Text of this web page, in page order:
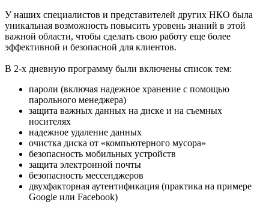
У наших специалистов и представителей других НКО была
уникальная возможность повысить уровень знаний в этой
важной области, чтобы сделать свою работу еще более
эффективной и безопасной для клиентов.
В 2-х дневную программу были включены список тем:
пароли (включая надежное хранение с помощью
парольного менеджера)
защита важных данных на диске и на съемных
носителях
надежное удаление данных
очистка диска от «компьютерного мусора»
безопасность мобильных устройств
защита электронной почты
безопасность мессенджеров
двухфакторная аутентификация (практика на примере
Google или Facebook)